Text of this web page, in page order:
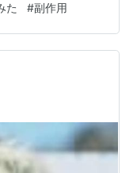
れていたと 思い
変なもの（ナノワ
年のアベノマスク
が…って話もあり
た #副作用